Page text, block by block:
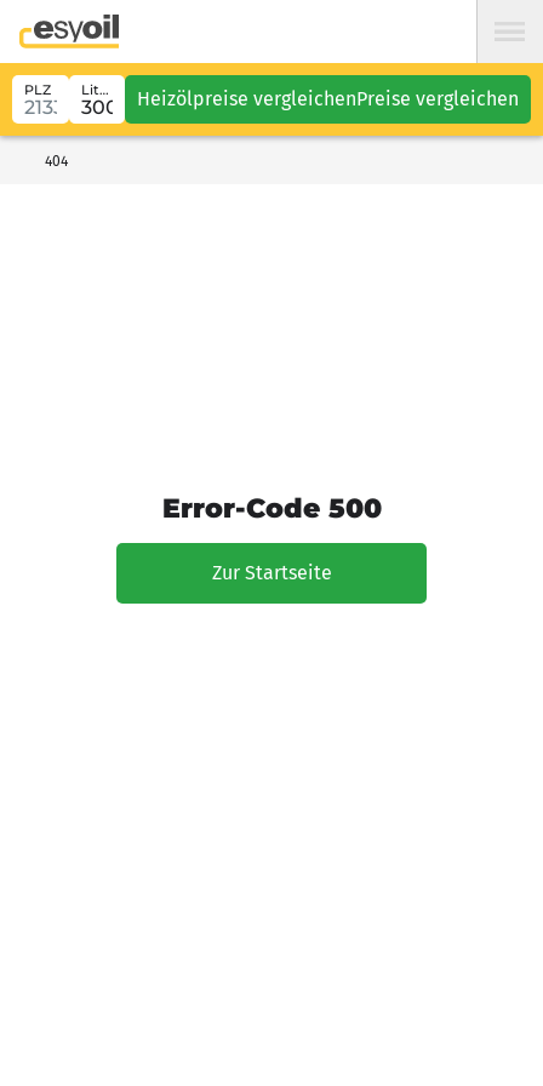
PLZ Liter Heizölpreise vergleichenPreise vergleichen
404
Error-Code 500
Zur Startseite